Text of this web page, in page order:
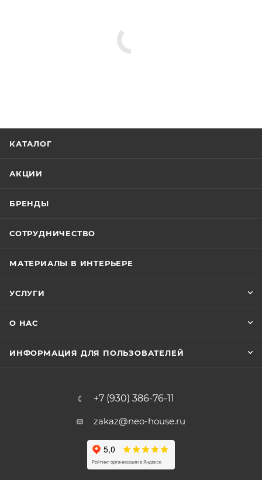
КАТАЛОГ
АКЦИИ
БРЕНДЫ
СОТРУДНИЧЕСТВО
МАТЕРИАЛЫ В ИНТЕРЬЕРЕ
УСЛУГИ
О НАС
ИНФОРМАЦИЯ ДЛЯ ПОЛЬЗОВАТЕЛЕЙ
+7 (930) 386-76-11
zakaz@neo-house.ru